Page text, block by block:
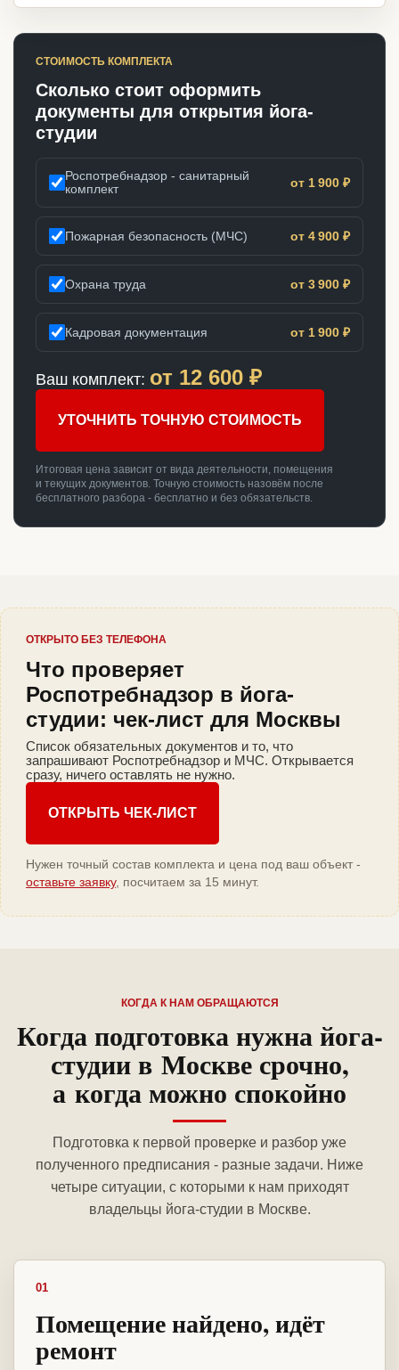
СТОИМОСТЬ КОМПЛЕКТА
Сколько стоит оформить
документы для открытия йога-
студии
Роспотребнадзор - санитарный
комплект
от 1 900 ₽
Пожарная безопасность (МЧС) от 4 900 ₽
Охрана труда от 3 900 ₽
Кадровая документация от 1 900 ₽
Ваш комплект: от 12 600 ₽
УТОЧНИТЬ ТОЧНУЮ СТОИМОСТЬ
Итоговая цена зависит от вида деятельности, помещения
и текущих документов. Точную стоимость назовём после
бесплатного разбора - бесплатно и без обязательств.
ОТКРЫТО БЕЗ ТЕЛЕФОНА
Что проверяет
Роспотребнадзор в йога-
студии: чек-лист для Москвы
Список обязательных документов и то, что
запрашивают Роспотребнадзор и МЧС. Открывается
сразу, ничего оставлять не нужно.
ОТКРЫТЬ ЧЕК-ЛИСТ
Нужен точный состав комплекта и цена под ваш объект -
оставьте заявку, посчитаем за 15 минут.
КОГДА К НАМ ОБРАЩАЮТСЯ
Когда подготовка нужна йога-
студии в Москве срочно,
а когда можно спокойно
Подготовка к первой проверке и разбор уже
полученного предписания - разные задачи. Ниже
четыре ситуации, с которыми к нам приходят
владельцы йога-студии в Москве.
01
Помещение найдено, идёт
ремонт